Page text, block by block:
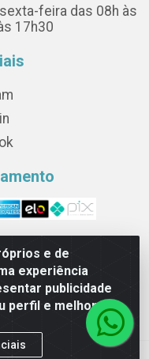
e de
experiência
publicidade
perfil e melhorar a
feira das 08h às
17h30
Setecentos, S/N,
- CEP 29161-414 -
44